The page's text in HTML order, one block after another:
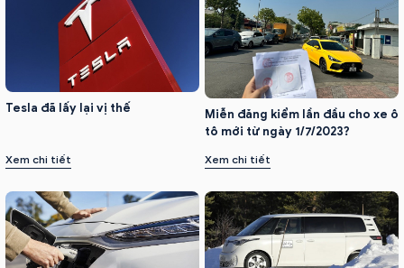
Tesla đã lấy lại vị thế
Xem chi tiết
Miễn đăng kiểm lần đầu cho xe ô
tô mới từ ngày 1/7/2023?
Xem chi tiết